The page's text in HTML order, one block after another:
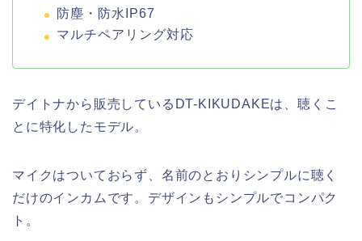
防塵・防水IP67
マルチペアリング対応
デイトナから販売しているDT-KIKUDAKEは、聴くこ
とに特化したモデル。
マイクはついておらず、名前のとおりシンプルに聴く
だけのインカムです。デザインもシンプルでコンパク
ト。